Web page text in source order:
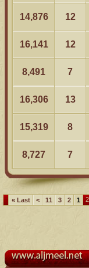
12
14,876
12
16,141
7
8,491
13
16,306
8
15,319
7
8,727
1
2
3
11
>
Last
»